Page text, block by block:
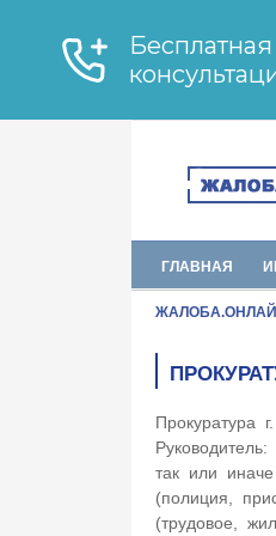
ГЛАВНАЯ
Прокуратура
так или
(полиция,
(трудовое,